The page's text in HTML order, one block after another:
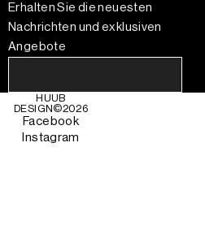
Erhalten Sie die neuesten
Nachrichten und exklusiven
Angebote
HUUB
DESIGN©2026
Facebook
Instagram